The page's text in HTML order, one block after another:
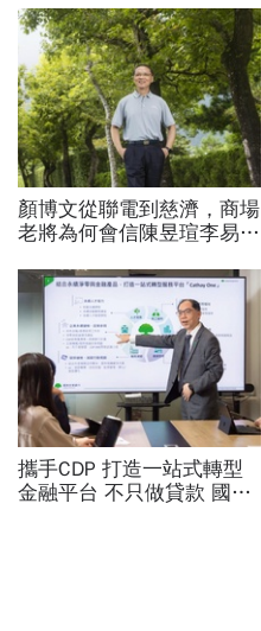
顏博文從聯電到慈濟，商場
老將為何會信陳昱瑄李易
聲：將捍衛信眾捐款、蔡英
文也說話
攜手CDP 打造一站式轉型
金融平台 不只做貸款 國泰